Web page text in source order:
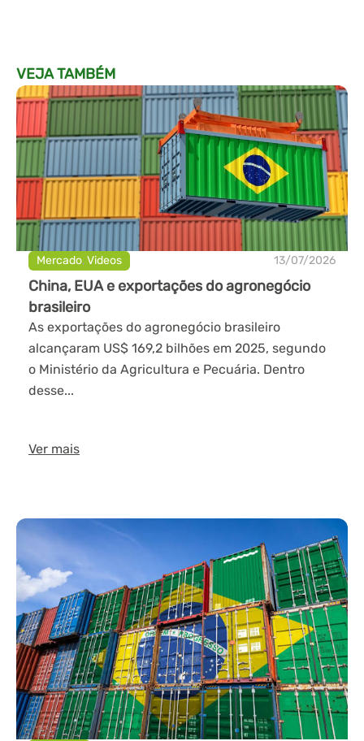
VEJA TAMBÉM
Mercado,Videos 13/07/2026
China, EUA e exportações do agronegócio
brasileiro
As exportações do agronegócio brasileiro
alcançaram US$ 169,2 bilhões em 2025, segundo
o Ministério da Agricultura e Pecuária. Dentro
desse...
Ver mais